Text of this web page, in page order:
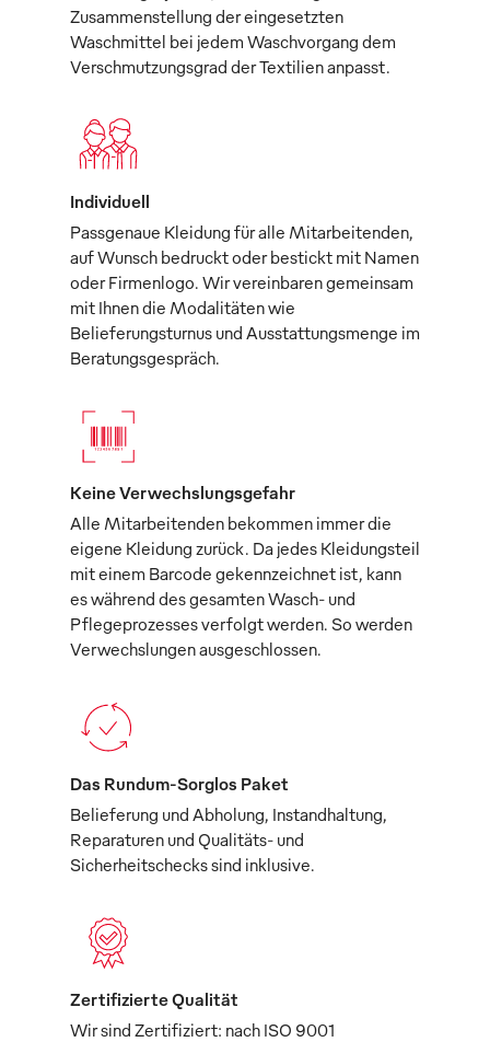
Zusammenstellung der eingesetzten
Waschmittel bei jedem Waschvorgang dem
Verschmutzungsgrad der Textilien anpasst.
Individuell
Passgenaue Kleidung für alle Mitarbeitenden,
auf Wunsch bedruckt oder bestickt mit Namen
oder Firmenlogo. Wir vereinbaren gemeinsam
mit Ihnen die Modalitäten wie
Belieferungsturnus und Ausstattungsmenge im
Beratungsgespräch.
Keine Verwechslungsgefahr
Alle Mitarbeitenden bekommen immer die
eigene Kleidung zurück. Da jedes Kleidungsteil
mit einem Barcode gekennzeichnet ist, kann
es während des gesamten Wasch- und
Pflegeprozesses verfolgt werden. So werden
Verwechslungen ausgeschlossen.
Das Rundum-Sorglos Paket
Belieferung und Abholung, Instandhaltung,
Reparaturen und Qualitäts- und
Sicherheitschecks sind inklusive.
Zertifizierte Qualität
Wir sind Zertifiziert: nach ISO 9001